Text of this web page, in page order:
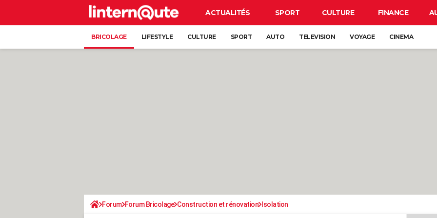
ACTUALITÉS SPORT CULTURE FINANCE
BRICOLAGE LIFESTYLE CULTURE SPORT AUTO TELEVISION VOYAGE CINEMA
Forum Forum Bricolage Construction et rénovation Isolation